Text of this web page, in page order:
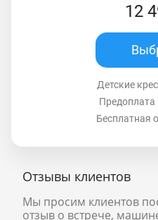
12
Детские
Предоплата
Бесплатная
Отзывы клиентов
Мы просим клиентов
отзыв о встрече,